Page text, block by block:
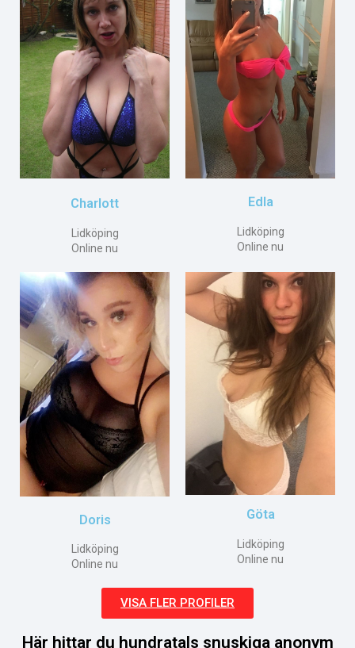
Charlott
Lidköping
Online nu
Edla
Lidköping
Online nu
Doris
Lidköping
Online nu
Göta
Lidköping
Online nu
VISA FLER PROFILER
Här hittar du hundratals snuskiga anonym